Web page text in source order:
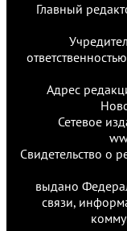
Главный
Адрес
Сетевое
Свидетельство о
выдано
связи,